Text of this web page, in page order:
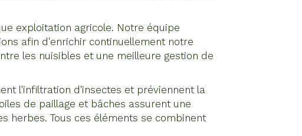
exploitation agricole. Notre équipe
afin d'enrichir continuellement notre
les nuisibles et une meilleure gestion de
l'infiltration d'insectes et préviennent la
de paillage et bâches assurent une
herbes. Tous ces éléments se combinent